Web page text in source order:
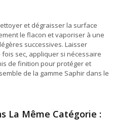
et dégraisser la surface
le flacon et vaporiser à une
successives. Laisser
sec, appliquer si nécessaire
de finition pour protéger et
de la gamme Saphir dans le
La Même Catégorie :